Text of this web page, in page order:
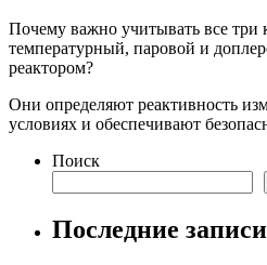
Почему важно учитывать все
температурный, паровой и
реактором?
Они определяют реактивность
условиях и обеспечивают
Поиск
Последние записи